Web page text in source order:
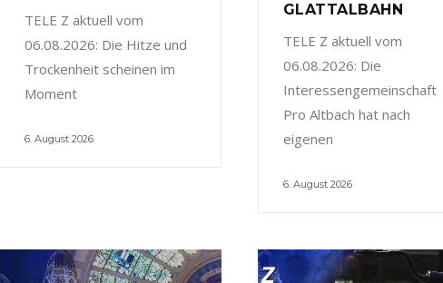
TELE Z aktuell vom
06.08.2026: Die Hitze und
Trockenheit scheinen im
Moment
6. August 2026
GLATTALBAHN
TELE Z aktuell vom
06.08.2026: Die
Interessengemeinschaft
Pro Altbach hat nach
eigenen
6. August 2026